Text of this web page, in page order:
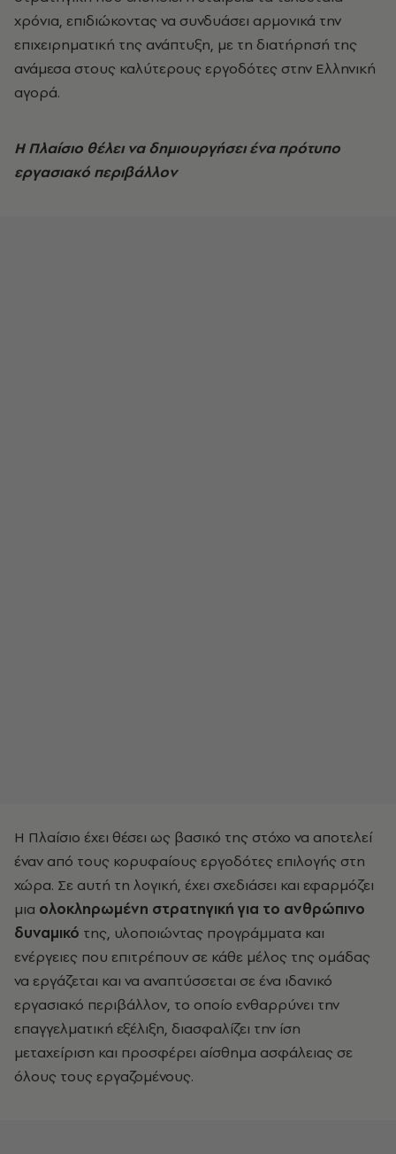
χρόνια, επιδιώκοντας να συνδυάσει αρμονικά την
επιχειρηματική της ανάπτυξη, με τη διατήρησή της
ανάμεσα στους καλύτερους εργοδότες στην Ελληνική
αγορά.
Η Πλαίσιο θέλει να δημιουργήσει ένα πρότυπο
εργασιακό περιβάλλον
Η Πλαίσιο έχει θέσει ως βασικό της στόχο να αποτελεί
έναν από τους κορυφαίους εργοδότες επιλογής στη
χώρα. Σε αυτή τη λογική, έχει σχεδιάσει και εφαρμόζει
μια ολοκληρωμένη στρατηγική για το ανθρώπινο
δυναμικό της, υλοποιώντας προγράμματα και
ενέργειες που επιτρέπουν σε κάθε μέλος της ομάδας
να εργάζεται και να αναπτύσσεται σε ένα ιδανικό
εργασιακό περιβάλλον, το οποίο ενθαρρύνει την
επαγγελματική εξέλιξη, διασφαλίζει την ίση
μεταχείριση και προσφέρει αίσθημα ασφάλειας σε
όλους τους εργαζομένους.